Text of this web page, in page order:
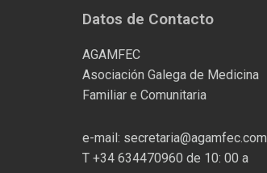
Datos de Contacto
AGAMFEC
Asociación Galega de Medicina
Familiar e Comunitaria
e-mail: secretaria@agamfec.com
T +34 634470960 de 10: 00 a